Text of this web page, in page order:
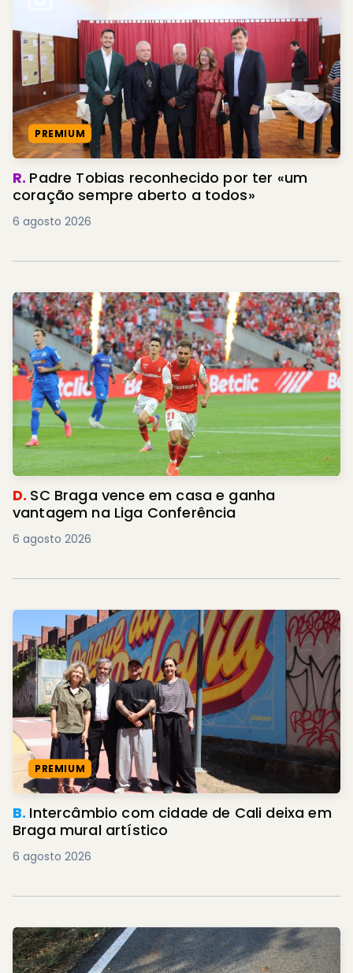
PREMIUM
R. Padre Tobias reconhecido por ter «um
coração sempre aberto a todos»
6 agosto 2026
D. SC Braga vence em casa e ganha
vantagem na Liga Conferência
6 agosto 2026
PREMIUM
B. Intercâmbio com cidade de Cali deixa em
Braga mural artístico
6 agosto 2026